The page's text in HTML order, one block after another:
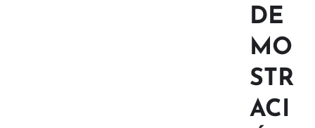
DE
MO
STR
ACI